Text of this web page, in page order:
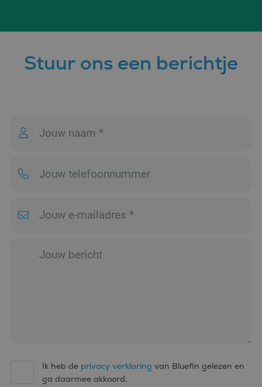
Stuur ons een berichtje
Ik heb de privacy verklaring van Bluefin gelezen en
ga daarmee akkoord.